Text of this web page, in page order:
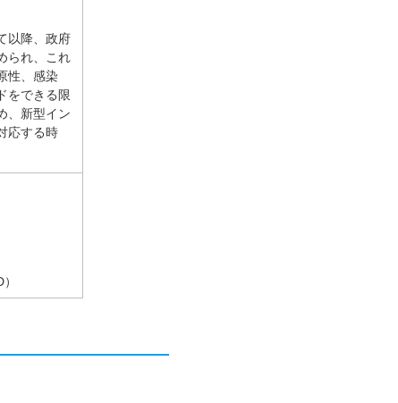
以降、政府
られ、これ
性、感染
をできる限
、新型イン
応する時